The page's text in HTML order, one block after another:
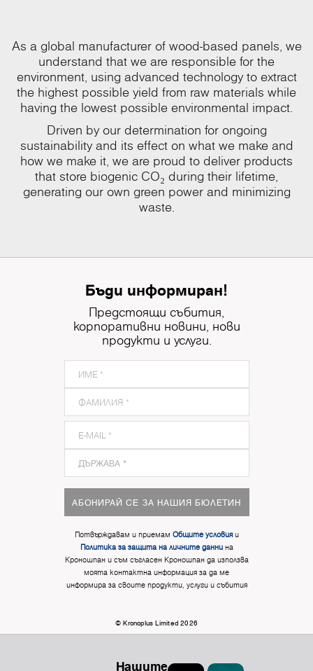
As a global manufacturer of wood-based panels, we
understand that we are responsible for the
environment, using advanced technology to extract
the highest possible yield from raw materials while
having the lowest possible environmental impact.
Driven by our determination for ongoing
sustainability and its effect on what we make and
how we make it, we are proud to deliver products
that store biogenic CO₂ during their lifetime,
generating our own green power and minimizing
waste.
Бъди информиран!
Предстоящи събития,
корпоративни новини, нови
продукти и услуги.
АБОНИРАЙ СЕ ЗА НАШИЯ БЮЛЕТИН
Потвърждавам и приемам Общите условияи
Политика за защита на личните даннина
Кроношпан и съм съгласен Кроношпан да използва
моята контактна информация за да ме
информира за своите продукти, услуги и събития
© Kronoplus Limited 2026
Нашите